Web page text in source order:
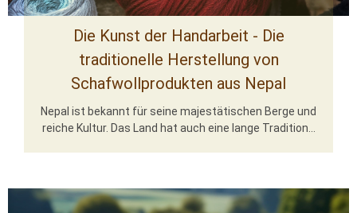
Die Kunst der Handarbeit - Die
traditionelle Herstellung von
Schafwollprodukten aus Nepal
Nepal ist bekannt für seine majestätischen Berge und
reiche Kultur. Das Land hat auch eine lange Tradition...